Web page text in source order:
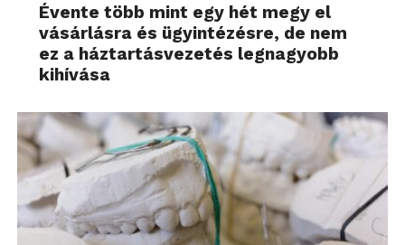
Évente több mint egy hét megy el
vásárlásra és ügyintézésre, de nem
ez a háztartásvezetés legnagyobb
kihívása